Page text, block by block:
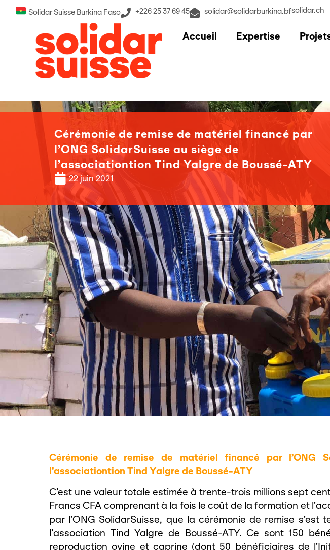
Solidar Suisse Burkina Faso +226 25 37 69 45 solidar@solidarburkina.bfsolidar.ch
Accueil Expertise
Cérémonie de remise de matériel financé par
l’ONG SolidarSuisse au siège de
l’associationtion Tind Yalgre de Boussé-ATY
22 juin 2021
Cérémonie de remise de matériel financé par l’ONG
l’associationtion Tind Yalgre de Boussé-ATY
C’est une valeur totale estimée à trente-trois millions sept
Francs CFA comprenant à la fois le coût de la formation et
par l’ONG SolidarSuisse, que la cérémonie de remise s’est
l’association Tind Yalgre de Boussé-ATY. Ce sont 150
reproduction ovine et caprine (dont 50 bénéficiaires de